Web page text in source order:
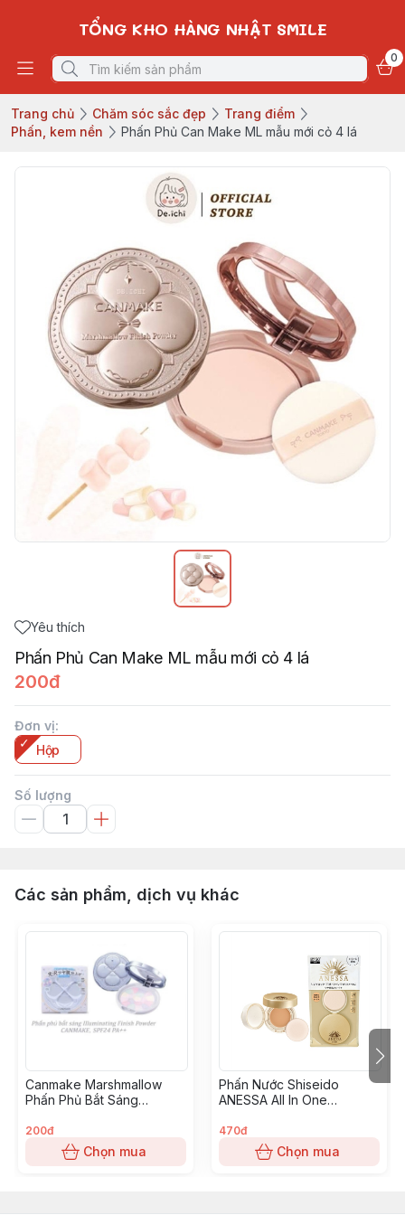
TỔNG KHO HÀNG NHẬT SMILE
0
Trang chủ Chăm sóc sắc đẹp
Trang điểm
Phấn, kem nền
Phấn Phủ Can Make ML mẫu mới cỏ 4 lá
Yêu thích
Phấn Phủ Can Make ML mẫu mới cỏ 4 lá
200đ
Đơn vị:
Hộp
Số lượng
Các sản phẩm, dịch vụ khác
Canmake Marshmallow
Phấn Phủ Bắt Sáng
200đ
Chọn mua
Phấn Nước Shiseido
ANESSA All In One
01- Tone sáng
470đ
Chọn mua